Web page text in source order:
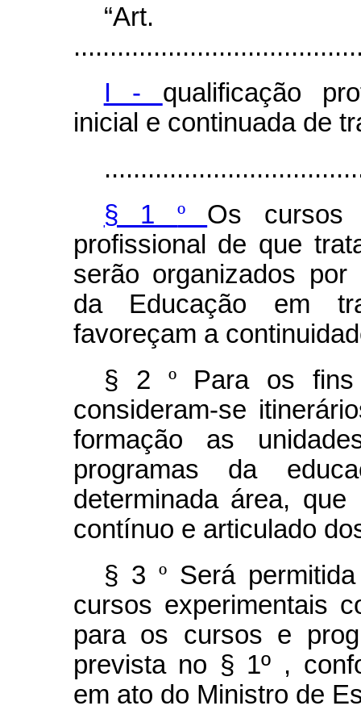
I - qualificação
inicial e continuada de
§ 1º Os cursos
profissional de que
serão organizados por
da Educação em
favoreçam a
§ 2 º Para os
consideram-se
formação as
programas da
determinada área, que
contínuo e articulado
§ 3º Será
cursos experimentais
para os cursos e
prevista no § 1º ,
em ato do Ministro de